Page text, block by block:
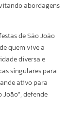
abordagens
de São João
quem vive a
diversa e
singulares para
ativo para
João”, defende